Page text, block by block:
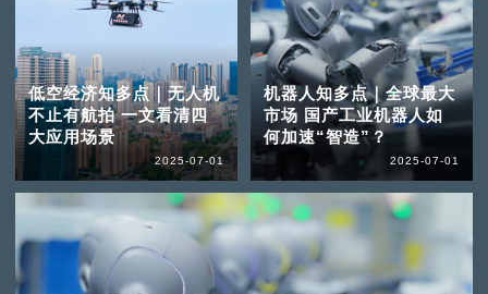
低空经济知多点｜无人机
不止有航拍 一文看清四
大应用场景
2025-07-01
机器人知多点｜全球最大
市场 国产工业机器人如
何加速“智造”？
2025-07-01